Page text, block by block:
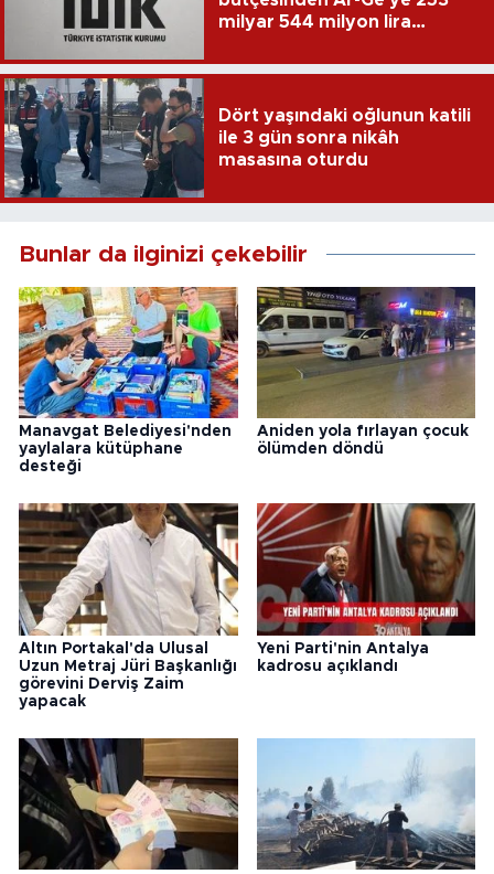
milyar 544 milyon lira
Dört yaşındaki oğlunun katili
ile 3 gün sonra nikâh
masasına oturdu
Bunlar da ilginizi çekebilir
Manavgat Belediyesi'nden
yaylalara kütüphane
desteği
Aniden yola fırlayan çocuk
ölümden döndü
Altın Portakal'da Ulusal
Uzun Metraj Jüri Başkanlığı
görevini Derviş Zaim
yapacak
Yeni Parti'nin Antalya
kadrosu açıklandı